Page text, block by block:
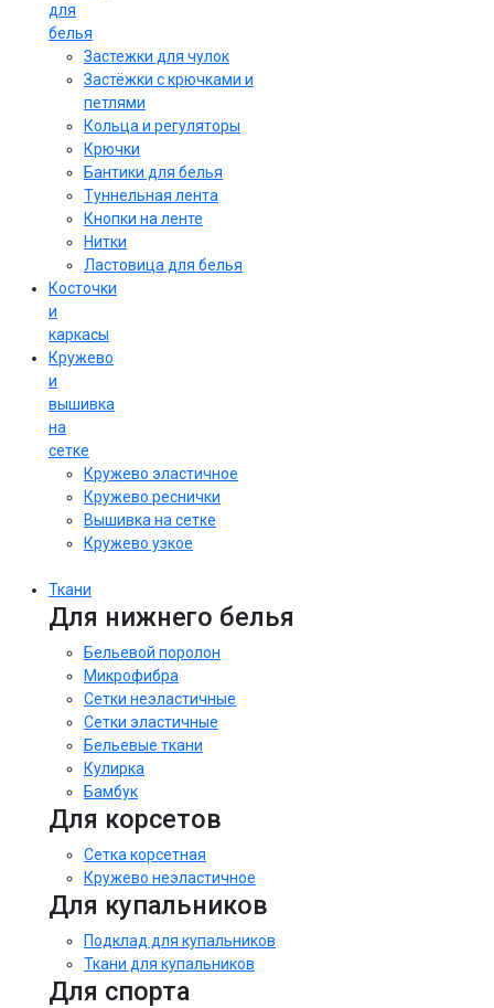
для
белья
Застежки для чулок
Застёжки с крючками и
петлями
Кольца и регуляторы
Крючки
Бантики для белья
Туннельная лента
Кнопки на ленте
Нитки
Ластовица для белья
Косточки
и
каркасы
Кружево
и
вышивка
на
сетке
Кружево эластичное
Кружево реснички
Вышивка на сетке
Кружево узкое
Ткани
Для нижнего белья
Бельевой поролон
Микрофибра
Сетки неэластичные
Сетки эластичные
Бельевые ткани
Кулирка
Бамбук
Для корсетов
Сетка корсетная
Кружево неэластичное
Для купальников
Подклад для купальников
Ткани для купальников
Для спорта